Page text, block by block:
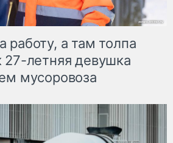
работу, а там толпа
летняя девушка
мусоровоза